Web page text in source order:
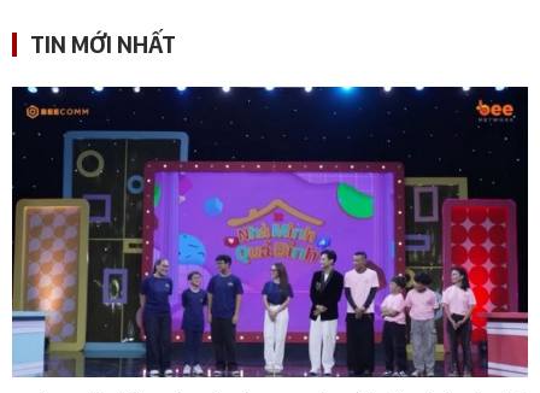
TIN MỚI NHẤT